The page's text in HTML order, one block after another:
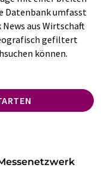
Datenbank umfasst
aus Wirtschaft
gefiltert
können.